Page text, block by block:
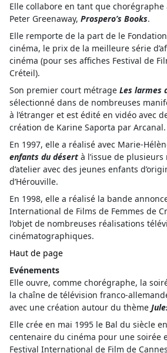
Elle collabore en tant que
Peter Greenaway, Prospero’s Books.
Elle remporte de la part de le
cinéma, le prix de la meilleure série
cinéma (pour ses affiches Festival de
Créteil).
Son premier court métrage Les larmes
sélectionné dans de nombreuses
à l’étranger et est édité en vidéo avec
création de Karine Saporta par Arcanal.
En 1997, elle a réalisé avec Marie-
enfants du désert à l’issue de
d’atelier avec des jeunes enfants
d’Hérouville.
En 1998, elle a réalisé la bande
International de Films de Femmes de
l’objet de nombreuses réalisations
cinématographiques.
Haut de page
Evénements
Elle ouvre, comme chorégraphe, la
la chaîne de télévision franco-
avec une création autour du thème
Elle crée en mai 1995 le Bal du siècle
centenaire du cinéma pour une soirée
Festival International de Film de